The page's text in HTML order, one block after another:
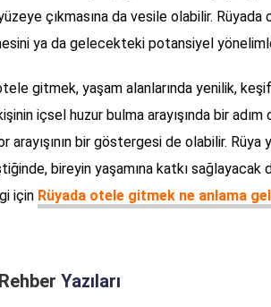
yüzeye çıkmasına da vesile olabilir.
ya da gelecekteki potansiyel
gitmek, yaşam alanlarında yenilik,
içsel huzur bulma arayışında bir
arayışının bir göstergesi de olabilir.
bireyin yaşamına katkı sağlayacak
için Rüyada otele gitmek ne anlama
Rehber Yazıları